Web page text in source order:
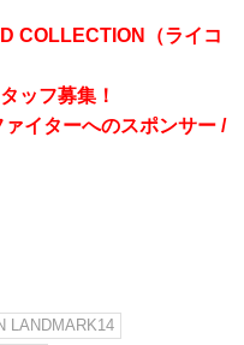
COLLECTION（ライコ
ッフ募集！
イターへのスポンサー /
LANDMARK14